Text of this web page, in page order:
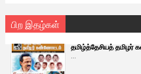
பிற இதழ்கள்
தமிழ்த்தேசியத்
...